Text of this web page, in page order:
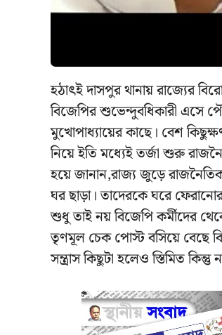
হঠাৎই দাসপুর থানায় রাজ্যের
বিজেপির শুভেন্দুবধিকারী এসে
মুখোপাধ্যায়ের কাছে। বেশ
নিয়ে ইতি মধ্যেই তর্জা শুরু
হয়ে জানান,রাজ্য জুড়ে
ঘর ছাড়া। তাদেরকে ঘরে
শুধু তাই নয় বিজেপি কর্মীদের
তৃণমূল চেক পোস্ট বসিয়ে বেছে
সন্ত্রাস কিছুটা হলেও স্তিমিত